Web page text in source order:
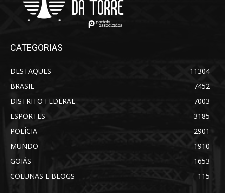
CATEGORIAS
DESTAQUES
11304
BRASIL
7452
DISTRITO FEDERAL
7003
ESPORTES
3185
POLÍCIA
2901
MUNDO
1910
GOIÁS
1653
COLUNAS E BLOGS
115